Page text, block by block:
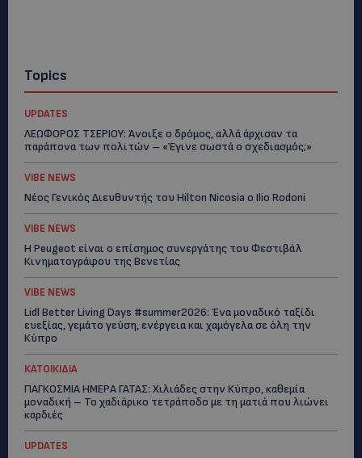
Topics
UPDATES
ΛΕΩΦΟΡΟΣ ΤΣΕΡΙΟΥ: Άνοιξε ο δρόμος, αλλά άρχισαν τα
παράπονα των πολιτών – «Έγινε σωστά ο σχεδιασμός;»
VIBE NEWS
Νέος Γενικός Διευθυντής του Hilton Nicosia ο Ilio Rodoni
VIBE NEWS
Η Peugeot είναι ο επίσημος συνεργάτης του Φεστιβάλ
Κινηματογράφου της Βενετίας
VIBE NEWS
Lidl Better Living Days #summer2026: Ένα μοναδικό ταξίδι
ευεξίας, γεμάτο γεύση, ενέργεια και χαμόγελα σε όλη την
Κύπρο
ΚΑΤΟΙΚΙΔΙΑ
ΠΑΓΚΟΣΜΙΑ ΗΜΕΡΑ ΓΑΤΑΣ: Χιλιάδες στην Κύπρο, καθεμία
μοναδική – Το χαδιάρικο τετράποδο με τη ματιά που λιώνει
καρδιές
UPDATES